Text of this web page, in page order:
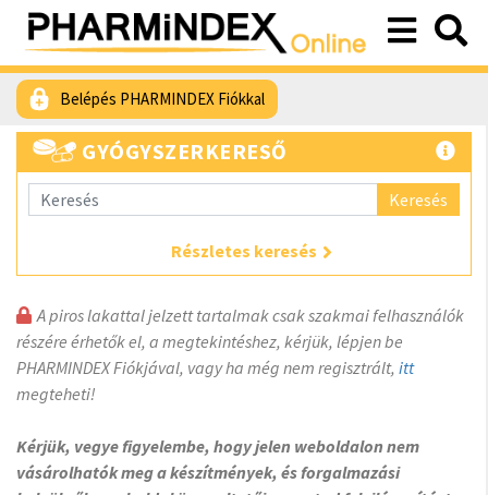
Belépés PHARMINDEX Fiókkal
GYÓGYSZERKERESŐ
Keresés
Részletes keresés
A piros lakattal jelzett tartalmak csak szakmai felhasználók
részére érhetők el, a megtekintéshez, kérjük, lépjen be
PHARMINDEX Fiókjával, vagy ha még nem regisztrált, itt
megteheti!
Kérjük, vegye figyelembe, hogy jelen weboldalon nem
vásárolhatók meg a készítmények, és forgalmazási